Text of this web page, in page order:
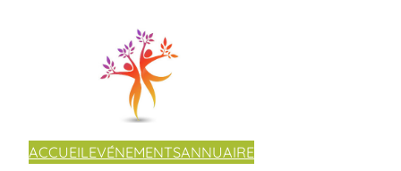
ACCUEILEVÉNEMENTSANNUAIRE